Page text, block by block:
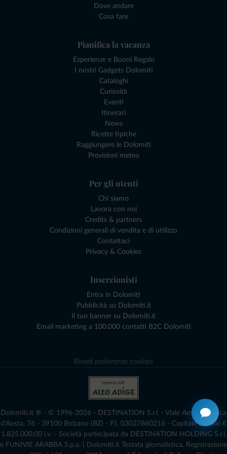
Dove andare
Cosa fare
Pianifica la vacanza
Esperienze e Buoni Regalo
I nostri Gadgets Dolomiti
Cataloghi
Curiosità
Eventi
Itinerari
News
Ricette tipiche
Raggiungere le Dolomiti
Previsioni meteo
Per gli utenti
Chi siamo
Lavora con noi
Credits & partners
Condizioni generali di vendita e di utilizzo
Contattaci
Privacy & Cookies
Inserzionisti
Entra in Dolomiti
Pubblicità su Dolomiti.it
Il tuo banner su Dolomiti.it
Email marketing a 100.000 contatti B2C Dolomiti
Rivedi preferenze cookies
Dolomiti.it ® - © 1996-2026 - DESTINATION S.r.l. - Viale Amedeo Duca
d'Aosta, 76 - 39100 Bolzano (BZ) - P.I. 03027860216 - Capitale Sociale €
1.825.000,00 i.v. - Società partecipata da DESTINATION HOLDING S.r.l.
e FUNIVIE ARABBA S.p.a. | Dolomiti.it Testata giornalistica. Registrazione